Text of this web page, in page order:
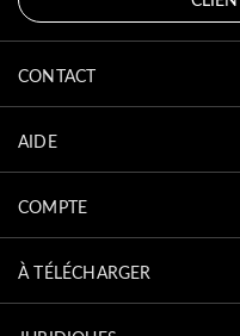
CONTACT
AIDE
COMPTE
À TÉLÉCHARGER